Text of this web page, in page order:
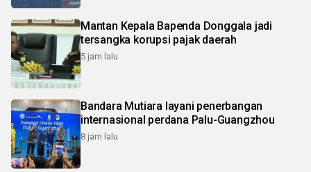
Mantan Kepala Bapenda Donggala jadi
tersangka korupsi pajak daerah
5 jam lalu
Bandara Mutiara layani penerbangan
internasional perdana Palu-Guangzhou
8 jam lalu